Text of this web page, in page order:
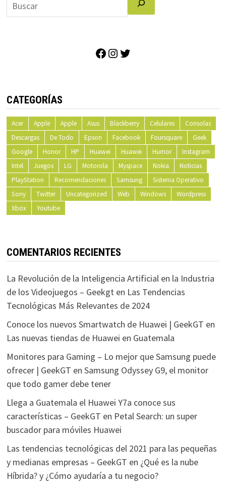
Facebook
Instagram
CATEGORÍAS
Acer Apple Apple Asus Blackberry Celulares
Consolas
Descargas
De Todo Epson Facebook Foursquare
Geek
Google
Honor HP Huawei Huawei Humor
Instagram
Intel
Juegos LG Motorola Myspace Nokia
Noticias
PlayStation
Recomendaciones Samsung
Sistema Operativo
Sony
Twitter Uncategorized Web Windows
Wordpress
Xbox
Youtube
COMENTARIOS RECIENTES
La Revolución de la Inteligencia Artificial en la Industria
de los Videojuegos – Geekgten Las Tendencias
Tecnológicas Más Relevantes de 2024
Conoce los nuevos Smartwatch de Huawei | GeekGT en
Las nuevas tiendas de Huawei en Guatemala
Monitores para Gaming – Lo mejor que Samsung puede
ofrecer | GeekGT en Samsung Odyssey G9, el monitor
que todo gamer debe tener
Llega a Guatemala el Huawei Y7a conoce sus
características – GeekGT en Petal Search: un super
buscador para móviles Huawei
Las tendencias tecnológicas del 2021 para las pequeñas
y medianas empresas – GeekGT en ¿Qué es la nube
Híbrida? y ¿Cómo ayudaría a tu negocio?